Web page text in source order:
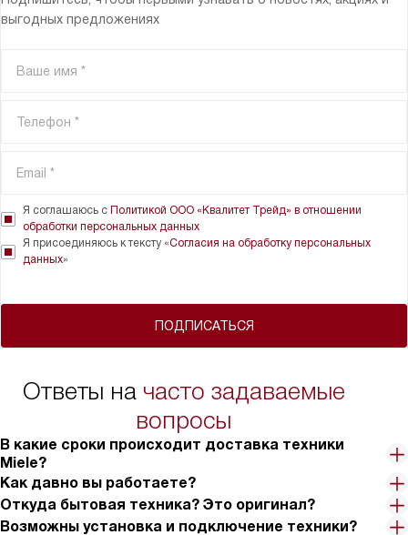
выгодных предложениях
ПОДПИСАТЬСЯ
Я соглашаюсь с Политикой ООО «Квалитет Трейд» в отношении
обработки персональных данных
Я присоединяюсь к тексту «Согласия на обработку персональных
данных»
Ответы на часто задаваемые
вопросы
В какие сроки происходит доставка техники
Miele?
Как давно вы работаете?
Откуда бытовая техника? Это оригинал?
Возможны установка и подключение техники?